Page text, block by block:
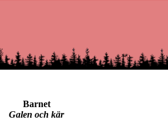
Barnet
Galen och kär